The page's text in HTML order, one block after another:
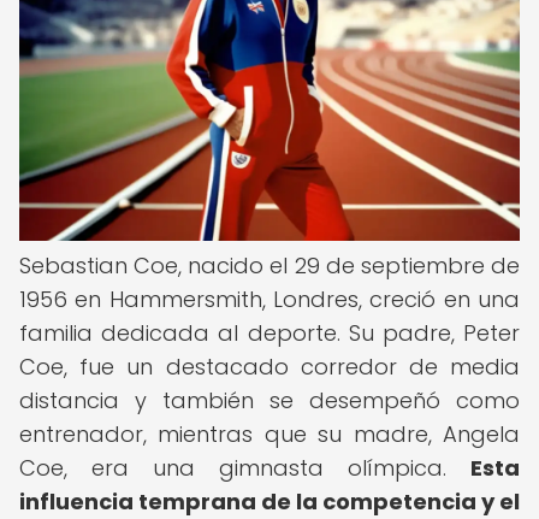
Sebastian Coe, nacido el 29 de septiembre de
1956 en Hammersmith, Londres, creció en una
familia dedicada al deporte. Su padre, Peter
Coe, fue un destacado corredor de media
distancia y también se desempeñó como
entrenador, mientras que su madre, Angela
Coe, era una gimnasta olímpica. Esta
influencia temprana de la competencia y el